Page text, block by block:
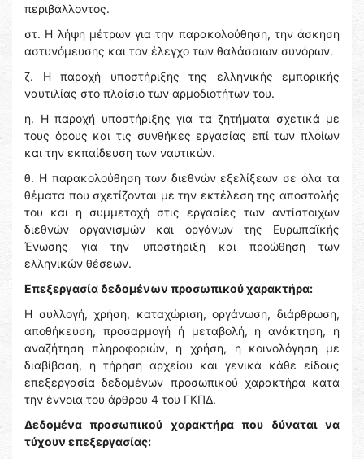
περιβάλλοντος.
στ. Η λήψη μέτρων για την παρακολούθηση, την άσκηση
αστυνόμευσης και τον έλεγχο των θαλάσσιων συνόρων.
ζ. Η παροχή υποστήριξης της ελληνικής εμπορικής
ναυτιλίας στο πλαίσιο των αρμοδιοτήτων του.
η. Η παροχή υποστήριξης για τα ζητήματα σχετικά με
τους όρους και τις συνθήκες εργασίας επί των πλοίων
και την εκπαίδευση των ναυτικών.
θ. Η παρακολούθηση των διεθνών εξελίξεων σε όλα τα
θέματα που σχετίζονται με την εκτέλεση της αποστολής
του και η συμμετοχή στις εργασίες των αντίστοιχων
διεθνών οργανισμών και οργάνων της Ευρωπαϊκής
Ένωσης για την υποστήριξη και προώθηση των
ελληνικών θέσεων.
Επεξεργασία δεδομένων προσωπικού χαρακτήρα:
Η συλλογή, χρήση, καταχώριση, οργάνωση, διάρθρωση,
αποθήκευση, προσαρμογή ή μεταβολή, η ανάκτηση, η
αναζήτηση πληροφοριών, η χρήση, η κοινολόγηση με
διαβίβαση, η τήρηση αρχείου και γενικά κάθε είδους
επεξεργασία δεδομένων προσωπικού χαρακτήρα κατά
την έννοια του άρθρου 4 του ΓΚΠΔ.
Δεδομένα προσωπικού χαρακτήρα που δύναται να
τύχουν επεξεργασίας: